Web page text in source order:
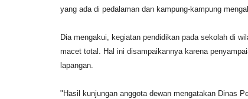
yang ada di pedalaman dan kampung-kampung
Dia mengakui, kegiatan pendidikan pada sekolah di
macet total. Hal ini disampaikannya karena
lapangan.
"Hasil kunjungan anggota dewan mengatakan Dinas